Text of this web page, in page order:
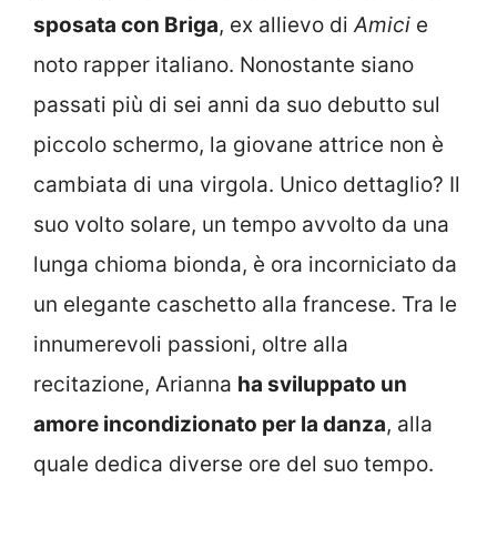
sposata con Briga, ex allievo diAmici e
noto rapper italiano. Nonostante siano
passati più di sei anni da suo debutto sul
piccolo schermo, la giovane attrice non è
cambiata di una virgola. Unico dettaglio? Il
suo volto solare, un tempo avvolto da una
lunga chioma bionda, è ora incorniciato da
un elegante caschetto alla francese. Tra le
innumerevoli passioni, oltre alla
recitazione, Arianna ha sviluppato un
amore incondizionato per la danza, alla
quale dedica diverse ore del suo tempo.